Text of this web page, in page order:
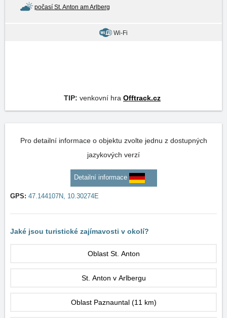
počasí St. Anton am Arlberg
Wi-Fi
TIP: venkovní hra Offtrack.cz
Pro detailní informace o objektu zvolte jednu z dostupných
jazykových verzí
Detailní informace
GPS: 47.144107N, 10.30274E
Jaké jsou turistické zajímavosti v okolí?
Oblast St. Anton
St. Anton v Arlbergu
Oblast Paznauntal (11 km)